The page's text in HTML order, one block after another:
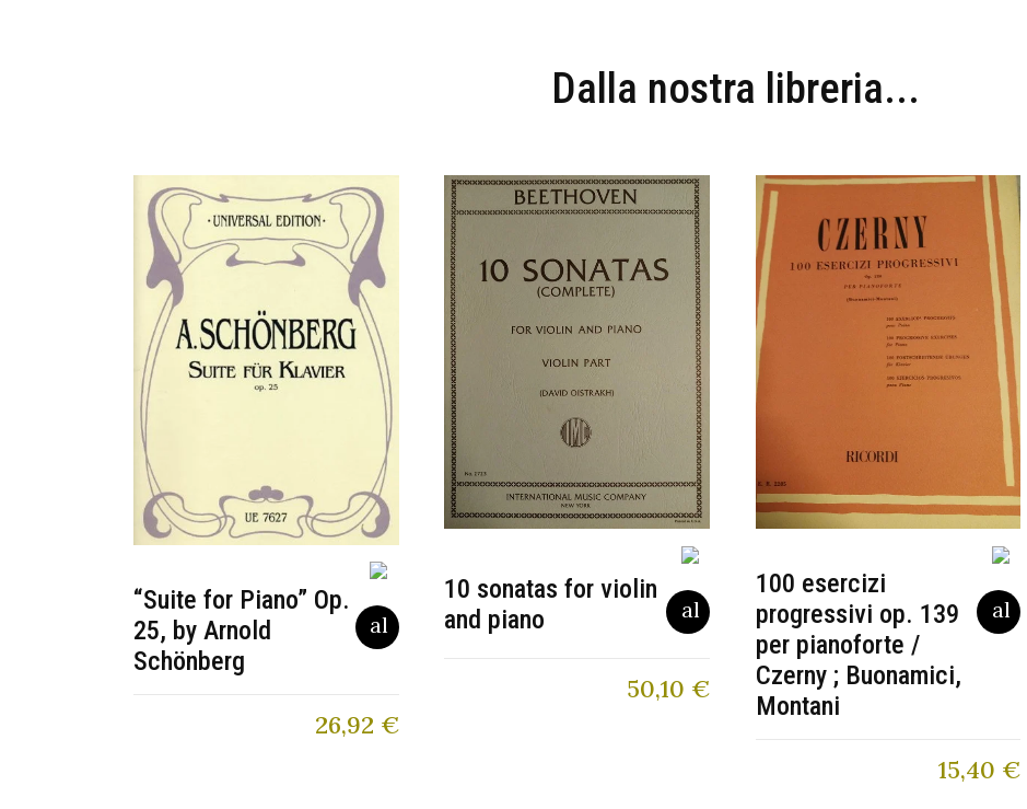
Dalla nostra libreria...
“Suite for Piano” Op.
25, by Arnold
Schönberg
26,92 €
10 sonatas for violin
and piano
50,10 €
100 esercizi
progressivi op. 139
per pianoforte /
Czerny ; Buonamici,
Montani
15,40 €